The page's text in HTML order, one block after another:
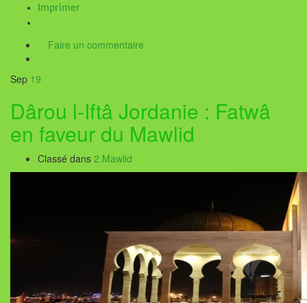
Imprimer
Faire un commentaire
Sep 19
Dârou l-Iftâ Jordanie : Fatwâ
en faveur du Mawlid
Classé dans 2.Mawlid